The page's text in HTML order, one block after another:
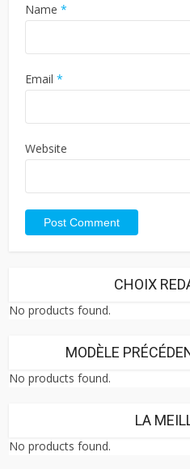
Name *
Email *
Website
CHOIX
No products found.
MODÈLE
No products found.
LA
No products found.